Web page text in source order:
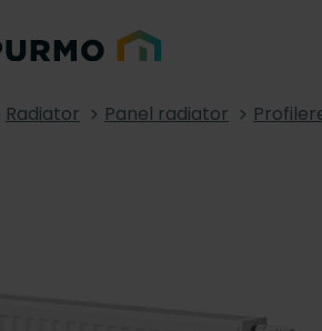
Radiator Panel radiator